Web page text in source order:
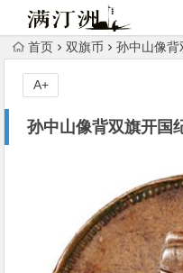
首页 双旗币 孙中山像背
孙中山像背双旗开国
A+